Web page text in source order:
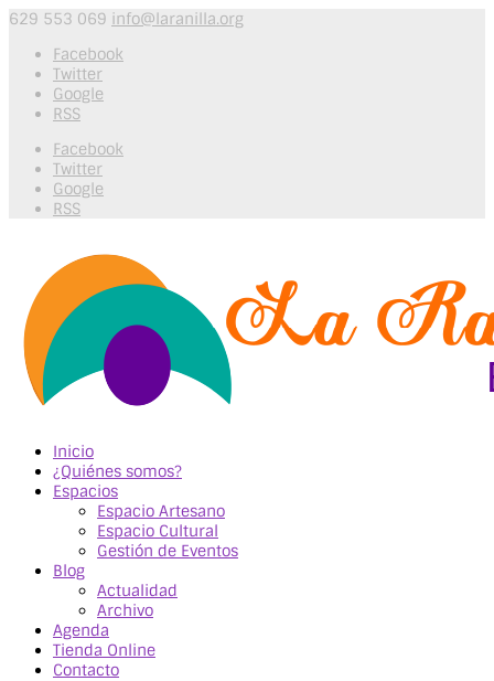
629 553 069 info@laranilla.org
Facebook
Twitter
Google
RSS
Facebook
Twitter
Google
RSS
Inicio
¿Quiénes somos?
Espacios
Espacio Artesano
Espacio Cultural
Gestión de Eventos
Blog
Actualidad
Archivo
Agenda
Tienda Online
Contacto